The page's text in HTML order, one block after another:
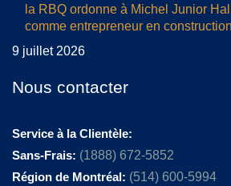
la RBQ ordonne à Michel Junior
comme entrepreneur en construction
9 juillet 2026
Nous contacter
Service à la Clientèle:
Sans-Frais: (1888) 672-5852
Région de Montréal: (514) 600-5994